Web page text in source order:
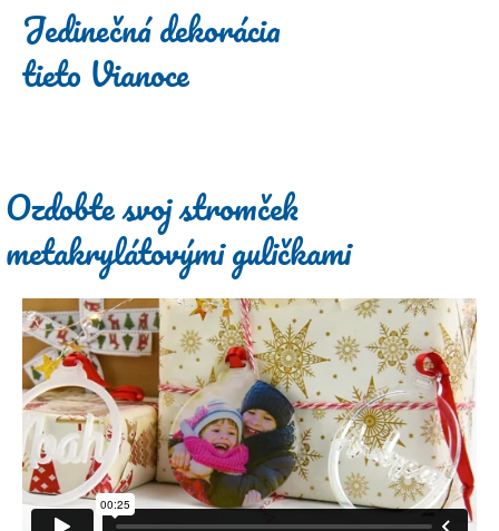
Jedinečná dekorácia
tieto Vianoce
Ozdobte svoj stromček
metakrylátovými guličkami